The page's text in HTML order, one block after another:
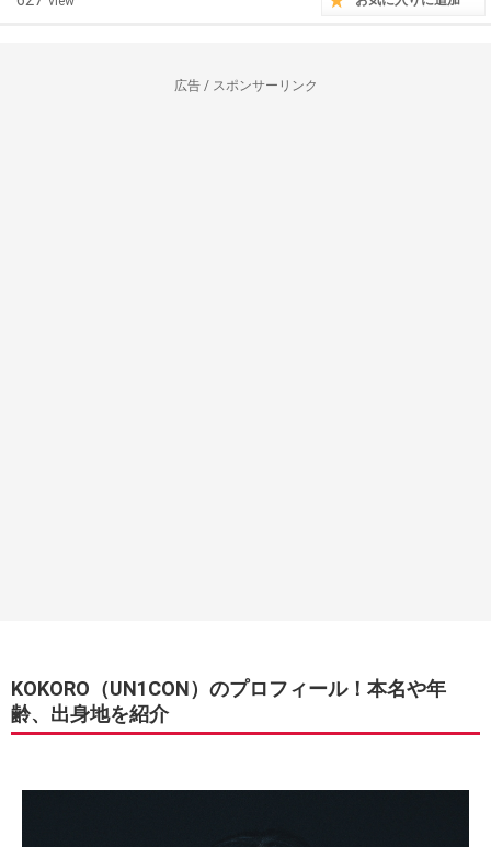
広告 / スポンサーリンク
KOKORO（UN1CON）のプロフィール！本名や年
齢、出身地を紹介